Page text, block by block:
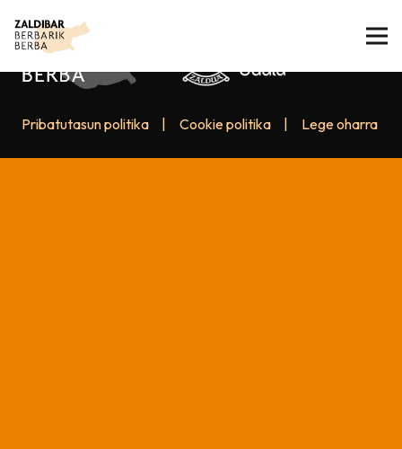
Pribatutasun politika Cookie politika Lege oharra